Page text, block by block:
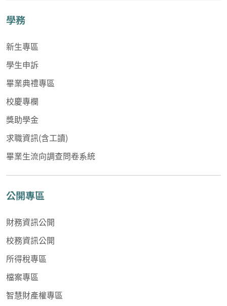
學務
新生專區
學生申訴
畢業典禮專區
校慶專欄
獎助學金
求職資訊(含工讀)
畢業生流向調查問卷系統
公開專區
財務資訊公開
校務資訊公開
所得稅專區
檔案專區
智慧財產權專區